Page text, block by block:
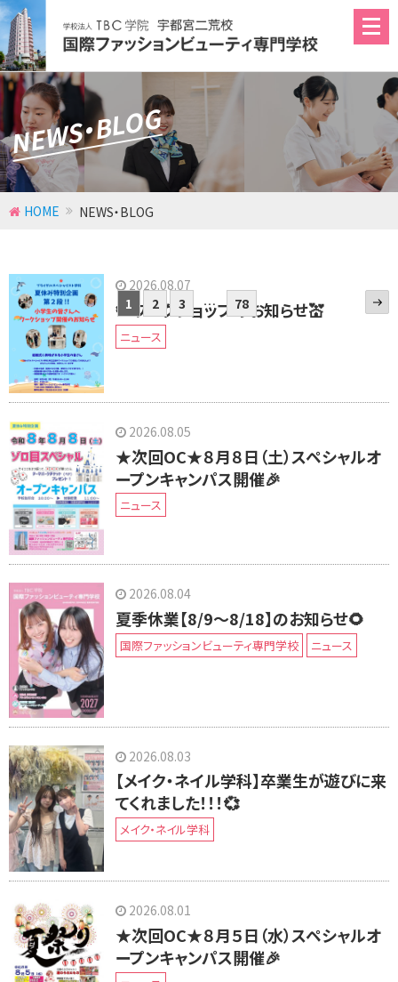
ファッション学科
ブライダルスペシャリスト学科
エステティックビューティ学科
NEWS・BLOG
HOME NEWS・BLOG
2026.08.07
🕊ワークショップのお知らせ💒
ニュース
2026.08.05
★次回OC★８月８日（土）スペシャルオ
ープンキャンパス開催🎉
ニュース
2026.08.04
夏季休業【8/9～8/18】のお知らせ🌻
国際ファッションビューティ専門学校 ニュース
2026.08.03
【メイク・ネイル学科】卒業生が遊びに来
てくれました！！！💞
メイク・ネイル学科
2026.08.01
★次回OC★８月５日（水）スペシャルオ
ープンキャンパス開催🎉
投
稿
ゲ
シ
ョ
ン
固
定
ペ
ー
ジ
1 固
定
ペ
ー
ジ
2 固
定
3 … 固
定
78 次
の